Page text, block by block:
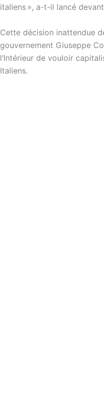
italiens », a-t-il lancé
Cette décision inattendue
gouvernement Giuseppe
l’Intérieur de vouloir
Italiens.